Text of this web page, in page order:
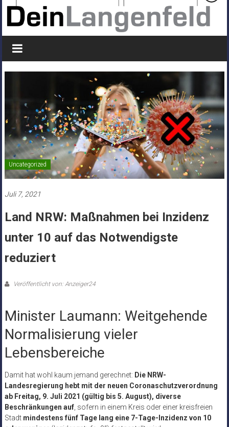
Uncategorized
Juli 7, 2021
Land NRW: Maßnahmen bei Inzidenz
unter 10 auf das Notwendigste
reduziert
Veröffentlicht von: Anzeiger24
Minister Laumann: Weitgehende
Normalisierung vieler
Lebensbereiche
Damit hat wohl kaum jemand gerechnet: Die NRW-
Landesregierung hebt mit der neuen Coronaschutzverordnung
ab Freitag, 9. Juli 2021 (gültig bis 5. August), diverse
Beschränkungen auf, sofern in einem Kreis oder einer kreisfreien
Stadt mindestens fünf Tage lang eine 7-Tage-Inzidenz von 10